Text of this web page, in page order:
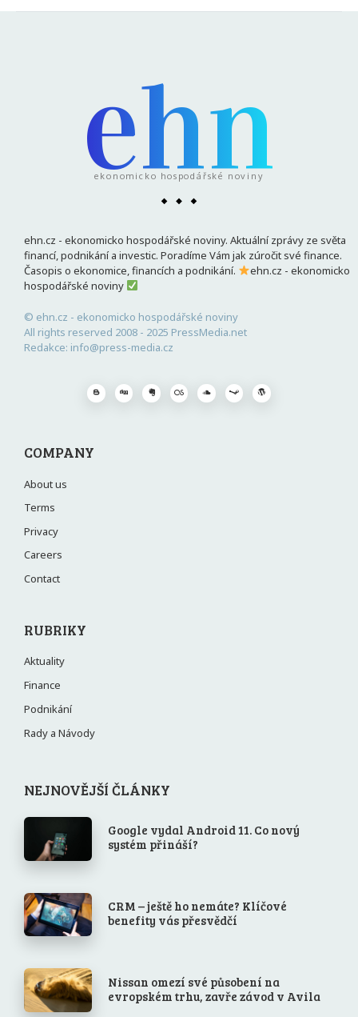
ehn
ekonomicko hospodářské noviny
ehn.cz - ekonomicko hospodářské noviny. Aktuální zprávy ze světa
financí, podnikání a investic. Poradíme Vám jak zúročit své finance.
Časopis o ekonomice, financích a podnikání.
ehn.cz - ekonomicko
hospodářské noviny
© ehn.cz - ekonomicko hospodářské noviny
All rights reserved 2008 - 2025 PressMedia.net
Redakce: info@press-media.cz
COMPANY
About us
Terms
Privacy
Careers
Contact
RUBRIKY
Aktuality
Finance
Podnikání
Rady a Návody
NEJNOVĚJŠÍ ČLÁNKY
Google vydal Android 11. Co nový
systém přináší?
CRM – ještě ho nemáte? Klíčové
benefity vás přesvědčí
Nissan omezí své působení na
evropském trhu, zavře závod v Avila